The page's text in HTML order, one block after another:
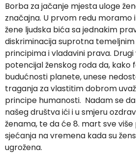
Borba za jačanje mjesta uloge
značajna. U prvom redu moramo
žene ljudska bića sa jednakim
diskriminacija suprotna
principima i vladavini prava.
potencijal ženskog roda da, kako
budućnosti planete, unese
traganja za vlastitim dobrom
principe humanosti. Nadam se
našeg društva ići i u smjeru
ženama, te da će 8. mart sve
sjećanja na vremena kada su
ugrožena.